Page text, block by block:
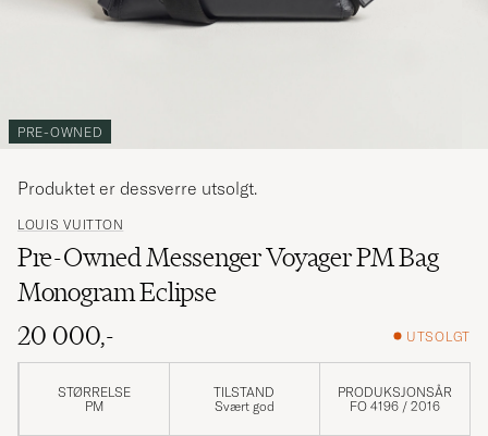
PRE-OWNED
LOUIS VUITTON
Pre-Owned Messenger Voyager PM Bag
Monogram Eclipse
20 000,-
UTSOLGT
STØRRELSE
PM
TILSTAND
Svært god
PRODUKSJONSÅR
FO 4196 / 2016
Produktet er dessverre utsolgt.